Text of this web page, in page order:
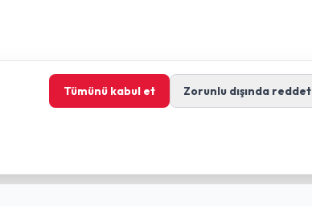
Tümünü kabul et Zorunlu dışında reddet